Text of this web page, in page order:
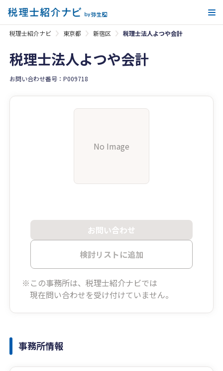
税理士紹介ナビ 東京都 新宿区 税理士法人よつや会計
税理士法人よつや会計
お問い合わせ番号：P009718
No Image
お問い合わせ
検討リストに追加
※この事務所は、税理士紹介ナビでは
現在問い合わせを受け付けていません。
事務所情報